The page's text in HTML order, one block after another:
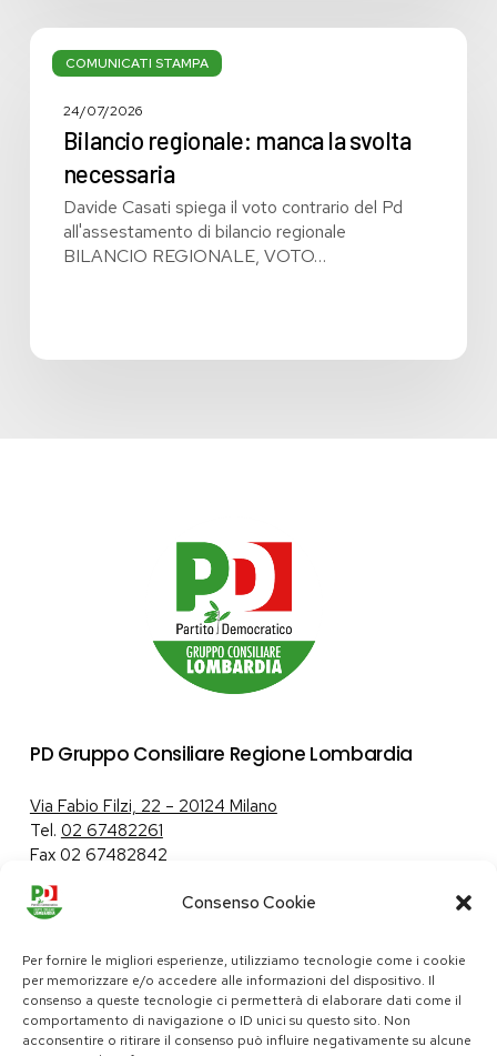
Consenso Cookie
Per fornire le migliori esperienze, utilizziamo tecnologie come i cookie
per memorizzare e/o accedere alle informazioni del dispositivo. Il
consenso a queste tecnologie ci permetterà di elaborare dati come il
comportamento di navigazione o ID unici su questo sito. Non
acconsentire o ritirare il consenso può influire negativamente su alcune
COMUNICATI STAMPA
Bilancio
regionale:
svolta
24/07/2026
Bilancio regionale: manca la svolta
necessaria
Davide Casati spiega il voto contrario del Pd
all'assestamento di bilancio regionale
BILANCIO REGIONALE, VOTO…
PD Gruppo Consiliare Regione Lombardia
Via Fabio Filzi, 22 – 20124 Milano
Tel. 02 67482261
Fax 02 67482842
Tutela dei dati personali|Politica sui cookie
pd@consiglio.regione.lombardia.it